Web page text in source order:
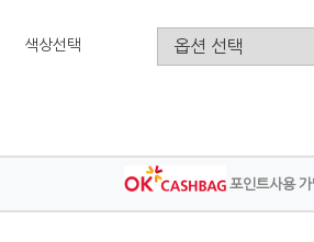
색상선택
포인트사용